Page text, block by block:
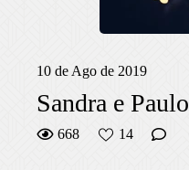
10 de Ago de 2019
Sandra e Paulo
668 14